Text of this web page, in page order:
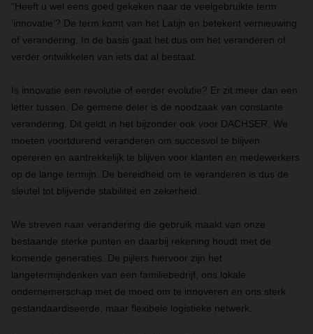
"Heeft u wel eens goed gekeken naar de veelgebruikte term
‘innovatie’? De term komt van het Latijn en betekent vernieuwing
of verandering. In de basis gaat het dus om het veranderen of
verder ontwikkelen van iets dat al bestaat.
Is innovatie een revolutie of eerder evolutie? Er zit meer dan een
letter tussen. De gemene deler is de noodzaak van constante
verandering. Dit geldt in het bijzonder ook voor DACHSER. We
moeten voortdurend veranderen om succesvol te blijven
opereren en aantrekkelijk te blijven voor klanten en medewerkers
op de lange termijn. De bereidheid om te veranderen is dus de
sleutel tot blijvende stabiliteit en zekerheid.
We streven naar verandering die gebruik maakt van onze
bestaande sterke punten en daarbij rekening houdt met de
komende generaties. De pijlers hiervoor zijn het
langetermijndenken van een familiebedrijf, ons lokale
ondernemerschap met de moed om te innoveren en ons sterk
gestandaardiseerde, maar flexibele logistieke netwerk.